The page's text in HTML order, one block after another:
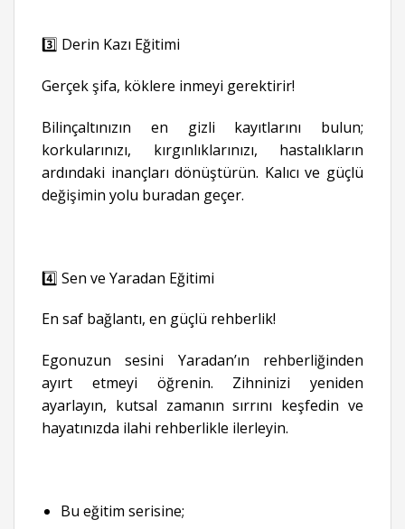
3️⃣ Derin Kazı Eğitimi
Gerçek şifa, köklere inmeyi gerektirir!
Bilinçaltınızın en gizli kayıtlarını bulun;
korkularınızı, kırgınlıklarınızı, hastalıkların
ardındaki inançları dönüştürün. Kalıcı ve güçlü
değişimin yolu buradan geçer.
4️⃣ Sen ve Yaradan Eğitimi
En saf bağlantı, en güçlü rehberlik!
Egonuzun sesini Yaradan’ın rehberliğinden
ayırt etmeyi öğrenin. Zihninizi yeniden
ayarlayın, kutsal zamanın sırrını keşfedin ve
hayatınızda ilahi rehberlikle ilerleyin.
Bu eğitim serisine;